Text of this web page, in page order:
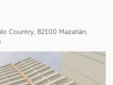
Country, 82100 Mazatlán,